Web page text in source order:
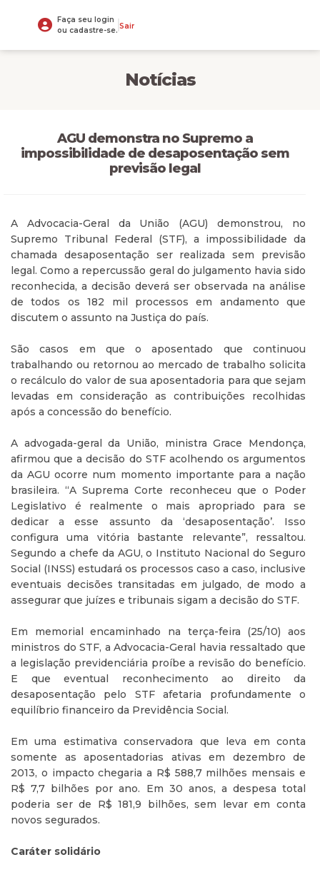
Faça seu login
ou cadastre-se. Sair
Notícias
AGU demonstra no Supremo a
impossibilidade de desaposentação sem
previsão legal
A Advocacia-Geral da União (AGU) demonstrou, no
Supremo Tribunal Federal (STF), a impossibilidade da
chamada desaposentação ser realizada sem previsão
legal. Como a repercussão geral do julgamento havia sido
reconhecida, a decisão deverá ser observada na análise
de todos os 182 mil processos em andamento que
discutem o assunto na Justiça do país.
São casos em que o aposentado que continuou
trabalhando ou retornou ao mercado de trabalho solicita
o recálculo do valor de sua aposentadoria para que sejam
levadas em consideração as contribuições recolhidas
após a concessão do benefício.
A advogada-geral da União, ministra Grace Mendonça,
afirmou que a decisão do STF acolhendo os argumentos
da AGU ocorre num momento importante para a nação
brasileira. “A Suprema Corte reconheceu que o Poder
Legislativo é realmente o mais apropriado para se
dedicar a esse assunto da ‘desaposentação’. Isso
configura uma vitória bastante relevante”, ressaltou.
Segundo a chefe da AGU, o Instituto Nacional do Seguro
Social (INSS) estudará os processos caso a caso, inclusive
eventuais decisões transitadas em julgado, de modo a
assegurar que juízes e tribunais sigam a decisão do STF.
Em memorial encaminhado na terça-feira (25/10) aos
ministros do STF, a Advocacia-Geral havia ressaltado que
a legislação previdenciária proíbe a revisão do benefício.
E que eventual reconhecimento ao direito da
desaposentação pelo STF afetaria profundamente o
equilíbrio financeiro da Previdência Social.
Em uma estimativa conservadora que leva em conta
somente as aposentadorias ativas em dezembro de
2013, o impacto chegaria a R$ 588,7 milhões mensais e
R$ 7,7 bilhões por ano. Em 30 anos, a despesa total
poderia ser de R$ 181,9 bilhões, sem levar em conta
novos segurados.
Caráter solidário